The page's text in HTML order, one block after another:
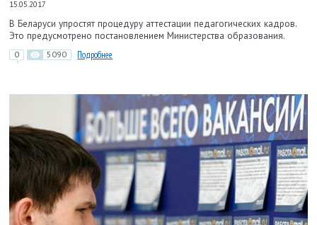
15.05.2017
В Беларуси упростят процедуру аттестации педагогических кадров.
Это предусмотрено постановлением Министерства образования.
0 5090 Подробнее